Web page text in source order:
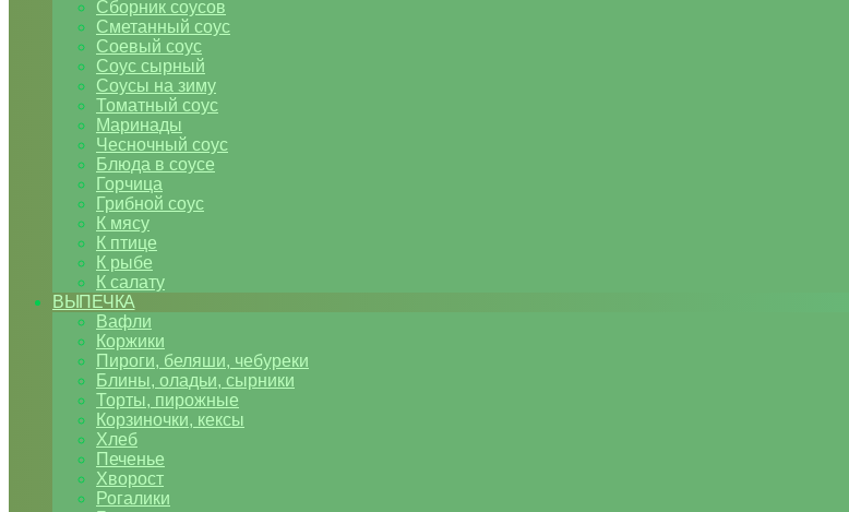
Сборник соусов
Сметанный соус
Соевый соус
Соус сырный
Соусы на зиму
Томатный соус
Маринады
Чесночный соус
Блюда в соусе
Горчица
Грибной соус
К мясу
К птице
К рыбе
К салату
ВЫПЕЧКА
Вафли
Коржики
Пироги, беляши, чебуреки
Блины, оладьи, сырники
Торты, пирожные
Корзиночки, кексы
Хлеб
Печенье
Хворост
Рогалики